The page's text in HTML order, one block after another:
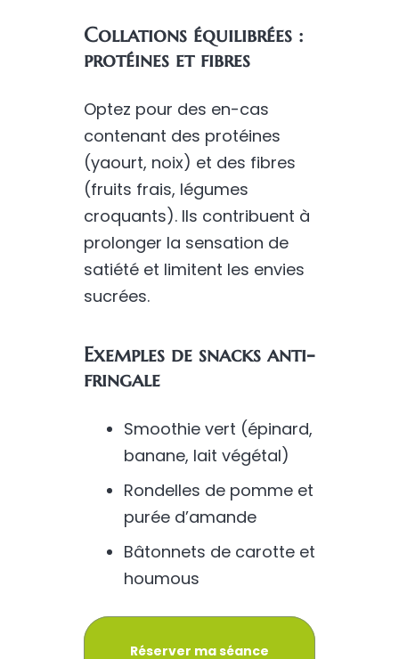
Collations équilibrées :
protéines et fibres
Optez pour des en-cas
contenant des protéines
(yaourt, noix) et des fibres
(fruits frais, légumes
croquants). Ils contribuent à
prolonger la sensation de
satiété et limitent les envies
sucrées.
Exemples de snacks anti-
fringale
Smoothie vert (épinard,
banane, lait végétal)
Rondelles de pomme et
purée d’amande
Bâtonnets de carotte et
houmous
Réserver ma séance